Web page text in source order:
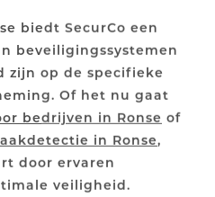
biedt SecurCo een
beveiligingssystemen
zijn op de specifieke
Of het nu gaat
bedrijven in Ronse of
in Ronse,
door ervaren
veiligheid.